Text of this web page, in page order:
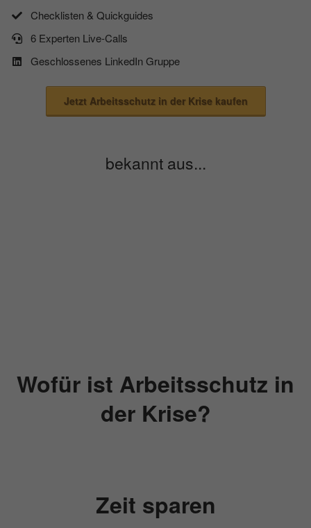
​Checklisten & Quickguides
​6 Experten Live-Calls
​Geschlossenes LinkedIn Gruppe
Jetzt Arbeitsschutz in der Krise kaufen
bekannt aus...
Wofür ist Arbeitsschutz in
der Krise?
Zeit sparen